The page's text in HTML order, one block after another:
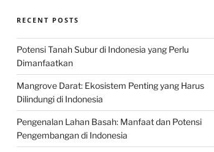
RECENT POSTS
Potensi Tanah Subur di Indonesia yang Perlu
Dimanfaatkan
Mangrove Darat: Ekosistem Penting yang Harus
Dilindungi di Indonesia
Pengenalan Lahan Basah: Manfaat dan Potensi
Pengembangan di Indonesia